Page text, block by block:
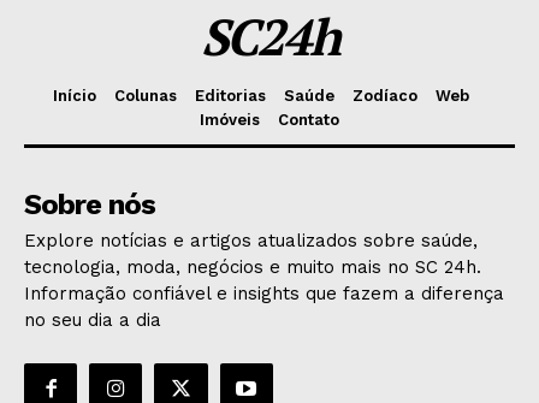
SC24h
Início Colunas Editorias Saúde Zodíaco
Web
Imóveis
Contato
Sobre nós
Explore notícias e artigos atualizados sobre saúde,
tecnologia, moda, negócios e muito mais no SC 24h.
Informação confiável e insights que fazem a diferença
no seu dia a dia